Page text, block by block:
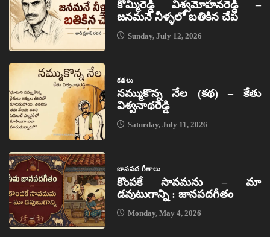
కొమ్మిరెడ్డి విశ్వమోహనరెడ్డి –
జనమనే నీళ్ళలో బతికిన చేప
Sunday, July 12, 2026
కథలు
నమ్ముకొన్న నేల (కథ) – కేతు
విశ్వనాథరెడ్డి
Saturday, July 11, 2026
జానపద గీతాలు
కొంపకే సావమను – మా
డవుటుగాన్ని : జానపదగీతం
Monday, May 4, 2026